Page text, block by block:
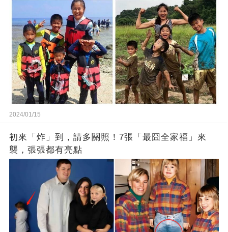
2024/01/15
初來「炸」到，請多關照！7張「最囧全家福」來
襲，張張都有亮點